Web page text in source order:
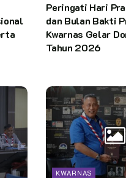
Peringati Hari
dan Bulan Bakti
Kwarnas Gelar
Tahun 2026
KWARNAS